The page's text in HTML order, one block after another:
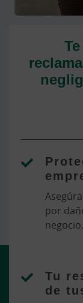
por
negocio.
Tu
de